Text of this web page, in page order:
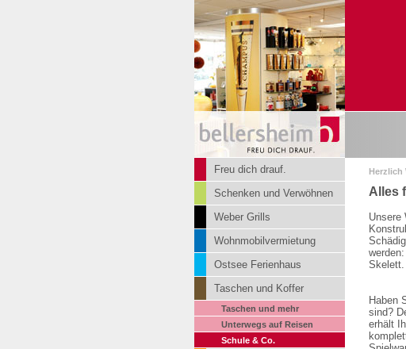
Freu dich drauf.
Schenken und Verwöhnen
Weber Grills
Wohnmobilvermietung
Ostsee Ferienhaus
Taschen und Koffer
Taschen und mehr
Unterwegs auf Reisen
Schule & Co.
Herzlich
Alles
Unsere
Skelett.
Haben
sind?
erhält